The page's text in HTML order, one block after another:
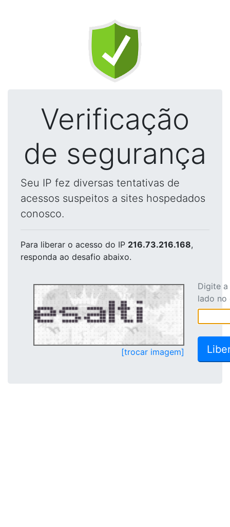
Verificação
de segurança
Seu IP fez diversas tentativas de
acessos suspeitos a sites hospedados
conosco.
Para liberar o acesso do IP 216.73.216.168,
responda ao desafio abaixo.
[trocar imagem]
Digite
lado no